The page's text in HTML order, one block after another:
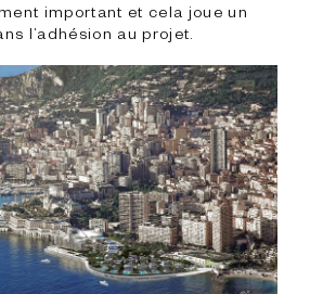
important et cela joue un
l’adhésion au projet.